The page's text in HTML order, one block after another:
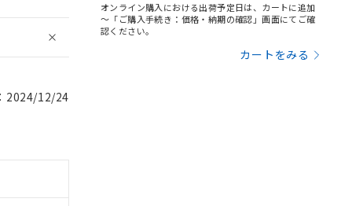
2024/12/24
オンライン購入における出荷予定日は、カートに追加
～「ご購入手続き：価格・納期の確認」画面にてご確
認ください。
カートをみる